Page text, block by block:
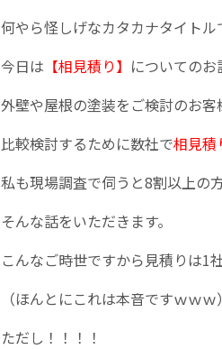
何やら怪しげなカタカナタイト
今日は 【相見積り】 についてのお
外壁や屋根の塗装をご検討のお
比較検討するために数社で相見積
私も現場調査で伺うと8割以上の
そんな話をいただきます。
こんなご時世ですから見積りは1
（ほんとにこれは本音ですｗｗｗ）
ただし！！！！